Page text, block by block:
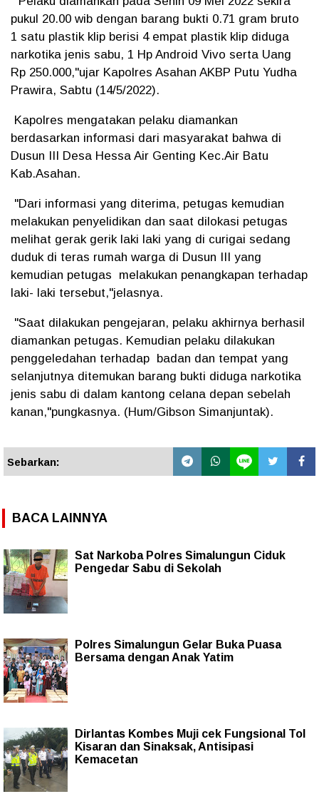
pukul 20.00 wib dengan barang bukti 0.71 gram bruto
1 satu plastik klip berisi 4 empat plastik klip diduga
narkotika jenis sabu, 1 Hp Android Vivo serta Uang
Rp 250.000,"ujar Kapolres Asahan AKBP Putu Yudha
Prawira, Sabtu (14/5/2022).
Kapolres mengatakan pelaku diamankan
berdasarkan informasi dari masyarakat bahwa di
Dusun III Desa Hessa Air Genting Kec.Air Batu
Kab.Asahan.
"Dari informasi yang diterima, petugas kemudian
melakukan penyelidikan dan saat dilokasi petugas
melihat gerak gerik laki laki yang di curigai sedang
duduk di teras rumah warga di Dusun III yang
kemudian petugas melakukan penangkapan terhadap
laki- laki tersebut,"jelasnya.
"Saat dilakukan pengejaran, pelaku akhirnya berhasil
diamankan petugas. Kemudian pelaku dilakukan
penggeledahan terhadap badan dan tempat yang
selanjutnya ditemukan barang bukti diduga narkotika
jenis sabu di dalam kantong celana depan sebelah
kanan,"pungkasnya. (Hum/Gibson Simanjuntak).
Sebarkan:
BACA LAINNYA
Sat Narkoba Polres Simalungun Ciduk
Pengedar Sabu di Sekolah
Polres Simalungun Gelar Buka Puasa
Bersama dengan Anak Yatim
Dirlantas Kombes Muji cek Fungsional Tol
Kisaran dan Sinaksak, Antisipasi
Kemacetan